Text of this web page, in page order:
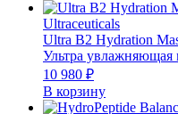
Ultraceuticals
Ultra B2 Hydration
Ультра увлажняющая
10 980 ₽
В корзину